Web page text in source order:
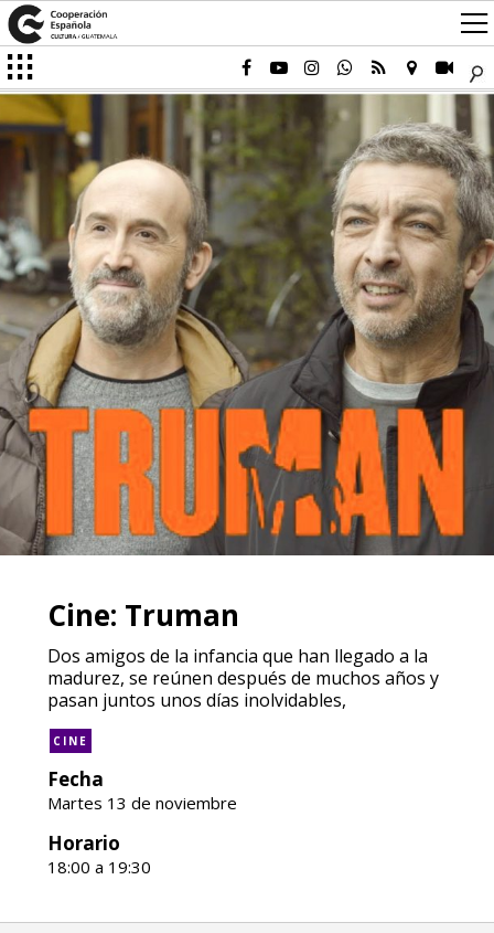
Cine: Truman
Dos amigos de la infancia que han llegado a la
madurez, se reúnen después de muchos años y
pasan juntos unos días inolvidables,
CINE
Fecha
Martes 13 de noviembre
Horario
18:00 a 19:30